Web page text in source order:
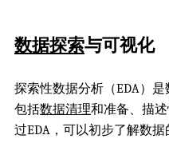
数据探索与可视化
探索性数据分析（EDA）
包括数据清理和准备、描
过EDA，可以初步了解数据